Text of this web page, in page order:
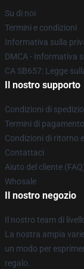
Su di noi
Termini e condizioni
Informativa sulla
DMCA - Informativa
CA SB657: Legge
Il nostro supporto
Condizioni di
Termini di pagamento
Condizioni di ritorno
Contattaci
Aiuto del cliente
Whosale
Il nostro negozio
Il nostro team di
La nostra ampia
un modo per
regalo.